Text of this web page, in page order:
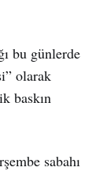
bu günlerde
olarak
baskın
sabahı